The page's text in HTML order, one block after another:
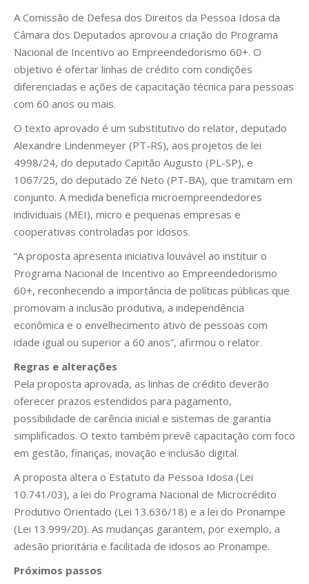
A Comissão de Defesa dos Direitos da Pessoa Idosa da
Câmara dos Deputados aprovou a criação do Programa
Nacional de Incentivo ao Empreendedorismo 60+. O
objetivo é ofertar linhas de crédito com condições
diferenciadas e ações de capacitação técnica para pessoas
com 60 anos ou mais.
O texto aprovado é um substitutivo do relator, deputado
Alexandre Lindenmeyer (PT-RS), aos projetos de lei
4998/24, do deputado Capitão Augusto (PL-SP), e
1067/25, do deputado Zé Neto (PT-BA), que tramitam em
conjunto. A medida beneficia microempreendedores
individuais (MEI), micro e pequenas empresas e
cooperativas controladas por idosos.
“A proposta apresenta iniciativa louvável ao instituir o
Programa Nacional de Incentivo ao Empreendedorismo
60+, reconhecendo a importância de políticas públicas que
promovam a inclusão produtiva, a independência
econômica e o envelhecimento ativo de pessoas com
idade igual ou superior a 60 anos”, afirmou o relator.
Regras e alterações
Pela proposta aprovada, as linhas de crédito deverão
oferecer prazos estendidos para pagamento,
possibilidade de carência inicial e sistemas de garantia
simplificados. O texto também prevê capacitação com foco
em gestão, finanças, inovação e inclusão digital.
A proposta altera o Estatuto da Pessoa Idosa (Lei
10.741/03), a lei do Programa Nacional de Microcrédito
Produtivo Orientado (Lei 13.636/18) e a lei do Pronampe
(Lei 13.999/20). As mudanças garantem, por exemplo, a
adesão prioritária e facilitada de idosos ao Pronampe.
Próximos passos